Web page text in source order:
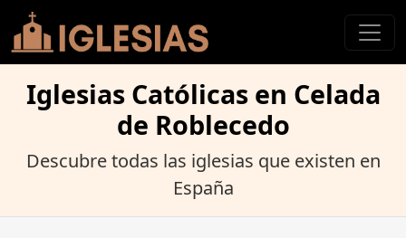
Iglesias Católicas en Celada
de Roblecedo
Descubre todas las iglesias que existen en
España